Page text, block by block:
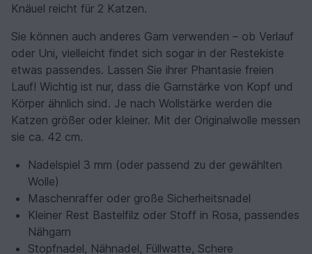
Knäuel reicht für 2 Katzen.
Sie können auch anderes Garn verwenden – ob Verlauf
oder Uni, vielleicht findet sich sogar in der Restekiste
etwas passendes. Lassen Sie ihrer Phantasie freien
Lauf! Wichtig ist nur, dass die Garnstärke von Kopf und
Körper ähnlich sind. Je nach Wollstärke werden die
Katzen größer oder kleiner. Mit der Originalwolle messen
sie ca. 42 cm.
Nadelspiel 3 mm (oder passend zu der gewählten
Wolle)
Maschenraffer oder große Sicherheitsnadel
Kleiner Rest Bastelfilz oder Stoff in Rosa, passendes
Nähgarn
Stopfnadel, Nähnadel, Füllwatte, Schere